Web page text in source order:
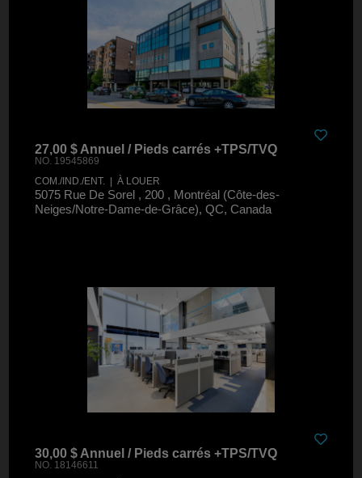
27,00 $ Annuel / Pieds carrés +TPS/TVQ
NO. 19545869
COM./IND./ENT. | À LOUER
5075 Rue De Sorel , 200 , Montréal (Côte-des-
Neiges/Notre-Dame-de-Grâce), QC, Canada
30,00 $ Annuel / Pieds carrés +TPS/TVQ
NO. 18146611